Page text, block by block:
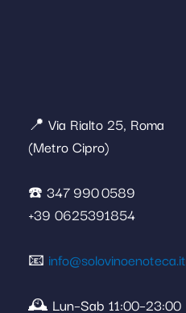
📍 Via Rialto 25, Roma
(Metro Cipro)
☎️ 347 990 0589
+39 0625391854
📧 info@solovinoenoteca.it
🕰️ Lun–Sab 11:00–23:00